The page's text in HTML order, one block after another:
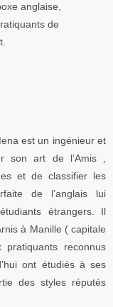
anglaise,
de
est un ingénieur et
son art de l’Amis ,
et de classifier les
de l’anglais lui
étrangers. Il
à Manille ( capitale
reconnus
ont étudiés à ses
des styles réputés